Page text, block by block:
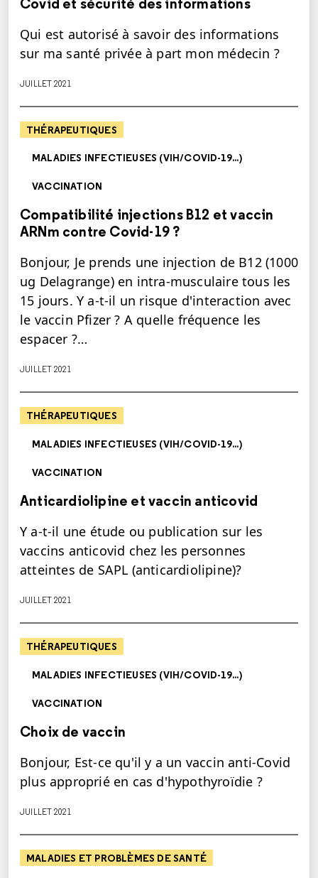
Qui est autorisé à savoir des informations
sur ma santé privée à part mon médecin ?
JUILLET 2021
THÉRAPEUTIQUES
MALADIES INFECTIEUSES (VIH/COVID-19...)
VACCINATION
Compatibilité injections B12 et vaccin
ARNm contre Covid-19 ?
Bonjour, Je prends une injection de B12 (1000
ug Delagrange) en intra-musculaire tous les
15 jours. Y a-t-il un risque d'interaction avec
le vaccin Pfizer ? A quelle fréquence les
espacer ?…
JUILLET 2021
THÉRAPEUTIQUES
MALADIES INFECTIEUSES (VIH/COVID-19...)
VACCINATION
Anticardiolipine et vaccin anticovid
Y a-t-il une étude ou publication sur les
vaccins anticovid chez les personnes
atteintes de SAPL (anticardiolipine)?
JUILLET 2021
THÉRAPEUTIQUES
MALADIES INFECTIEUSES (VIH/COVID-19...)
VACCINATION
Choix de vaccin
Bonjour, Est-ce qu'il y a un vaccin anti-Covid
plus approprié en cas d'hypothyroïdie ?
JUILLET 2021
MALADIES ET PROBLÈMES DE SANTÉ